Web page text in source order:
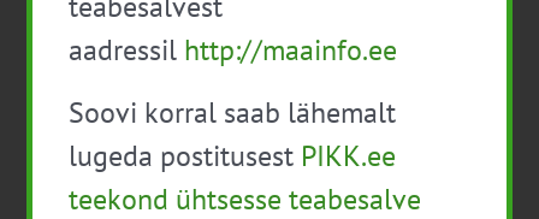
Tasuta
10:00-17:00
EPKK konverents “Aasta Põllumees
aadressil http://maainfo.ee
Soovi korral saab lähemalt
lugeda postitusest PIKK.ee
teekond ühtsesse teabesalve